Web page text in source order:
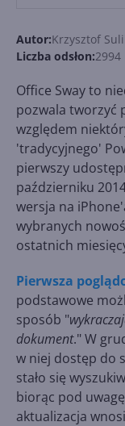
Autor:Krzysztof
Liczba odsłon:2994
Office Sway to
pozwala tworzyć
względem
'tradycyjnego'
pierwszy
październiku
wersja na
wybranych
ostatnich
Pierwsza
podstawowe
sposób "
dokument." W
w niej dostęp do
stało się
biorąc pod
aktualizacja